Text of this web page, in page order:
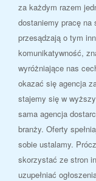
za każdym razem
dostaniemy pracę na
przesądzają o tym
komunikatywność,
wyróżniające nas
okazać się agencja
stajemy się w
sama agencja
branży. Oferty
sobie ustalamy.
skorzystać ze stron
uzupełniać